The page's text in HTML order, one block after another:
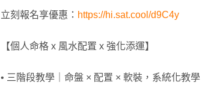
立刻報名享優惠： https://hi.sat.cool/d9C4y
【個人命格 x 風水配置 x 強化添運】
• 三階段教學｜命盤 × 配置 × 軟裝，系統化教學